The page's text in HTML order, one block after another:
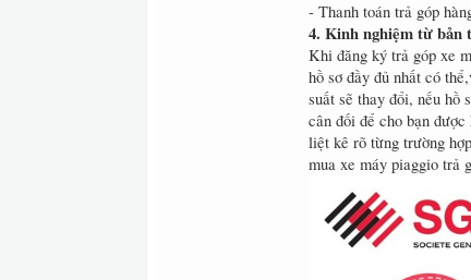
- Thanh toán trả góp
4. Kinh nghiệm từ bản
Khi đăng ký trả góp xe
hồ sơ đầy đủ nhất có
suất sẽ thay đổi, nếu hồ
cân đối để cho bạn
liệt kê rõ từng trường
mua xe máy piaggio trả